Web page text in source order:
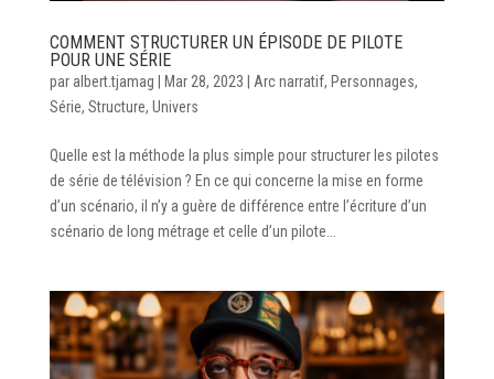
COMMENT STRUCTURER UN ÉPISODE DE PILOTE
POUR UNE SÉRIE
par albert.tjamag Mar 28, 2023 Arc narratif, Personnages,
Série, Structure, Univers
Quelle est la méthode la plus simple pour structurer les pilotes
de série de télévision ? En ce qui concerne la mise en forme
d’un scénario, il n’y a guère de différence entre l’écriture d’un
scénario de long métrage et celle d’un pilote...